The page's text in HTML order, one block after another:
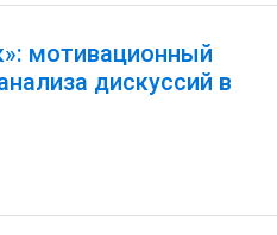
мотивационный
дискуссий в